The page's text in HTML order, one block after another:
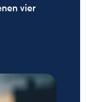
vier